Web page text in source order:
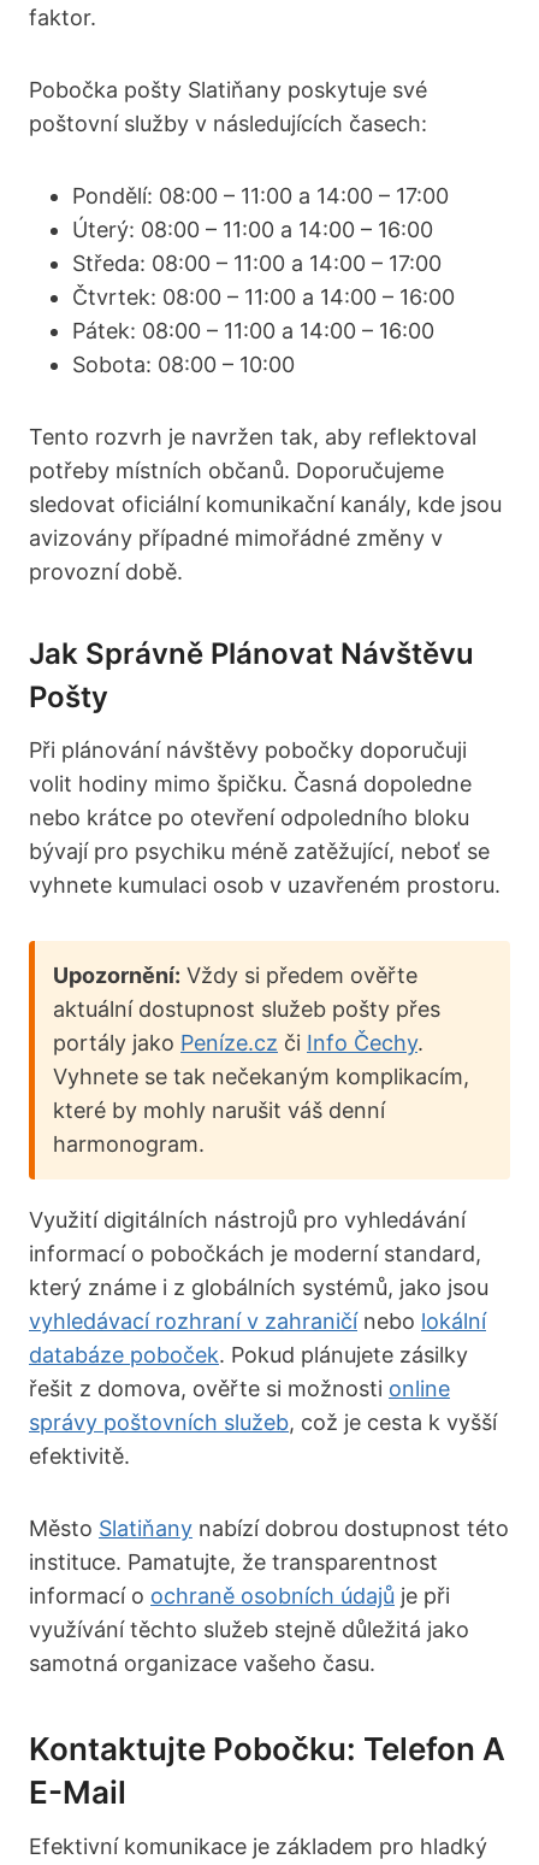
faktor.
Pobočka pošty Slatiňany poskytuje své
poštovní služby v následujících časech:
Pondělí: 08:00 – 11:00 a 14:00 – 17:00
Úterý: 08:00 – 11:00 a 14:00 – 16:00
Středa: 08:00 – 11:00 a 14:00 – 17:00
Čtvrtek: 08:00 – 11:00 a 14:00 – 16:00
Pátek: 08:00 – 11:00 a 14:00 – 16:00
Sobota: 08:00 – 10:00
Tento rozvrh je navržen tak, aby reflektoval
potřeby místních občanů. Doporučujeme
sledovat oficiální komunikační kanály, kde jsou
avizovány případné mimořádné změny v
provozní době.
Jak Správně Plánovat Návštěvu
Pošty
Při plánování návštěvy pobočky doporučuji
volit hodiny mimo špičku. Časná dopoledne
nebo krátce po otevření odpoledního bloku
bývají pro psychiku méně zatěžující, neboť se
vyhnete kumulaci osob v uzavřeném prostoru.
Upozornění: Vždy si předem ověřte
aktuální dostupnost služeb pošty přes
portály jako Peníze.cz či Info Čechy.
Vyhnete se tak nečekaným komplikacím,
které by mohly narušit váš denní
harmonogram.
Využití digitálních nástrojů pro vyhledávání
informací o pobočkách je moderní standard,
který známe i z globálních systémů, jako jsou
vyhledávací rozhraní v zahraničínebo lokální
databáze poboček. Pokud plánujete zásilky
řešit z domova, ověřte si možnosti online
správy poštovních služeb, což je cesta k vyšší
efektivitě.
Město Slatiňany nabízí dobrou dostupnost této
instituce. Pamatujte, že transparentnost
informací o ochraně osobních údajů je při
využívání těchto služeb stejně důležitá jako
samotná organizace vašeho času.
Kontaktujte Pobočku: Telefon A
E-Mail
Efektivní komunikace je základem pro hladký